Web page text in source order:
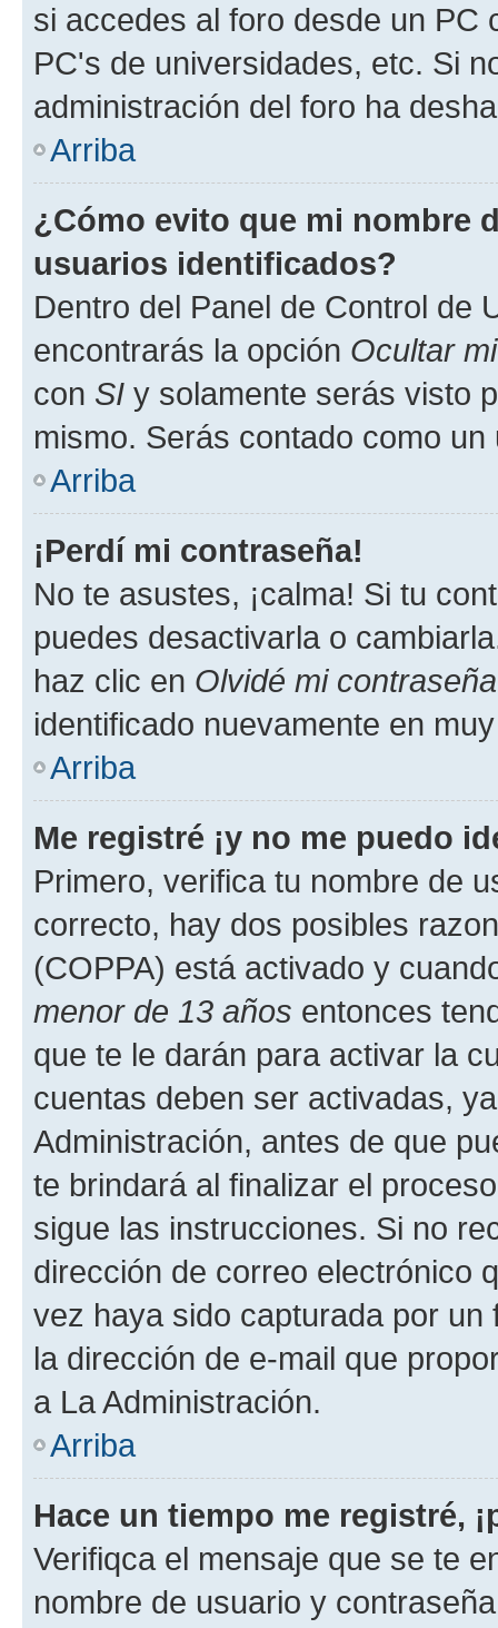
si accedes al foro desde un PC
PC's de universidades, etc. Si
administración del foro ha
Arriba
¿Cómo evito que mi nombre
usuarios identificados?
Dentro del Panel de Control de
encontrarás la opción Ocultar
con SI y solamente serás visto
mismo. Serás contado como un
Arriba
¡Perdí mi contraseña!
No te asustes, ¡calma! Si tu
puedes desactivarla o
haz clic en Olvidé mi contraseña
identificado nuevamente en
Arriba
Me registré ¡y no me puedo
Primero, verifica tu nombre de
correcto, hay dos posibles
(COPPA) está activado y
menor de 13 años entonces
que te le darán para activar la
cuentas deben ser activadas,
Administración, antes de que
te brindará al finalizar el
sigue las instrucciones. Si no
dirección de correo electrónico
vez haya sido capturada por
la dirección de e-mail que
a La Administración.
Arriba
Hace un tiempo me registré,
Verifiqca el mensaje que se te
nombre de usuario y